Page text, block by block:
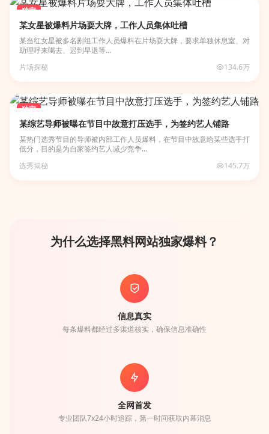
独家
某女星被爆料片场耍大牌，工作人员集体吐槽
某当红女星被多名剧组工作人员爆料在片场耍大牌，要求单独休息室、对
助理呼来喝去、迟到早退等...
片场探秘
134.6万
独家
某综艺导师被曝在节目中故意打压选手，为签约艺人铺路
某热门选秀节目的导师被内部工作人员爆料，在节目中故意给某些选手打
低分，目的是为自家签约艺人减少竞争...
选秀揭秘
145.7万
为什么选择黑料网站独家爆料？
信息真实
每条爆料都经过多渠道核实，确保信息准确性
全网首发
专业团队7x24小时追踪，第一时间获取内幕消息